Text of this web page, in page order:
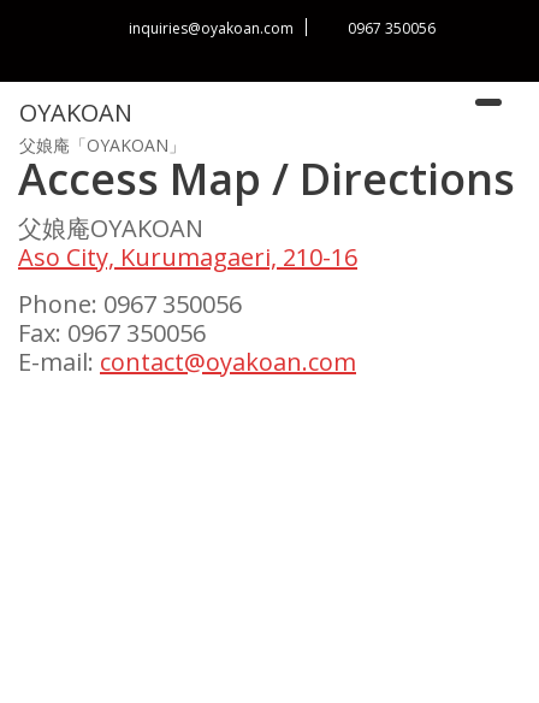
inquiries@oyakoan.com 0967 350056
OYAKOAN
父娘庵「OYAKOAN」 Access
Access Map / Directions
父娘庵OYAKOAN
Aso City, Kurumagaeri, 210-16
Phone: 0967 350056
Fax: 0967 350056
E-mail: contact@oyakoan.com